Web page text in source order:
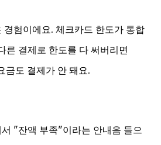
경험이에요. 체크카드 한도가 통합
른 결제로 한도를 다 써버리면
금도 결제가 안 돼요.
"잔액 부족"이라는 안내음 들으